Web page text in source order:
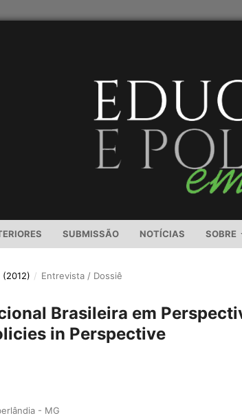
SUBMISSÃO NOTÍCIAS SOBRE
(2012) / Entrevista / Dossiê
Brasileira em
in Perspective
- MG